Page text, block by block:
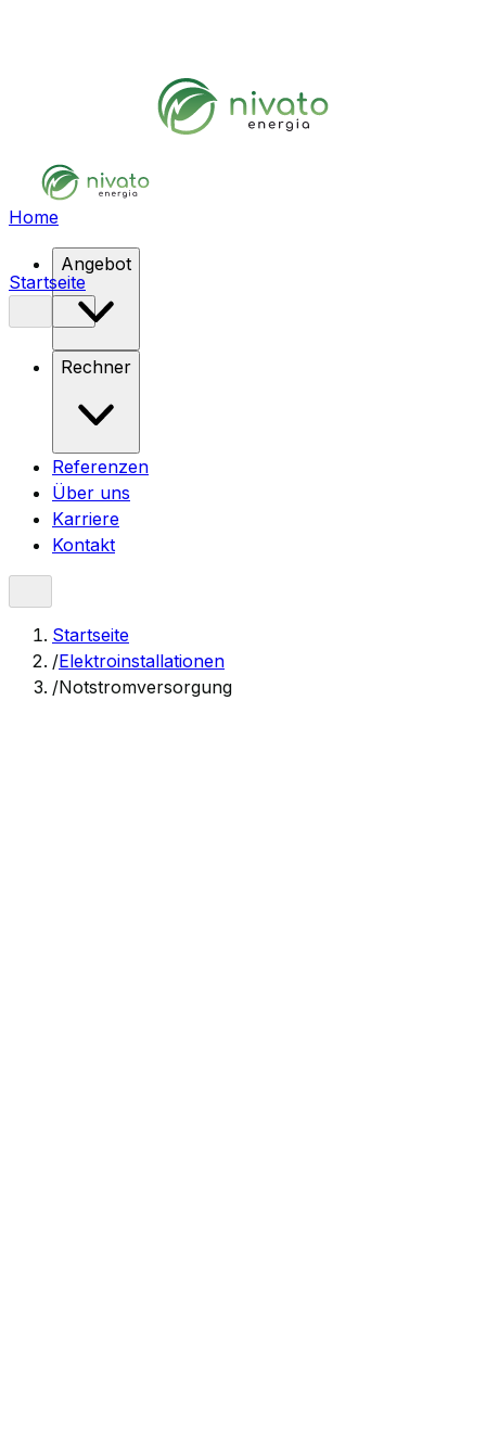
Home
Angebot
Rechner
Referenzen
Über uns
Karriere
Kontakt
Startseite
Startseite
/Elektroinstallationen
/Notstromversorgung